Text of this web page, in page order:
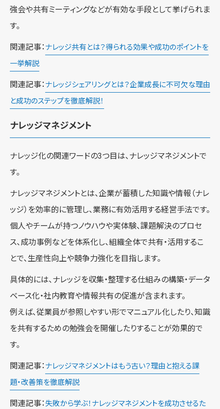
強会や共有ミーティングなどが有効な手段として挙げられま
す。
関連記事： ナレッジ共有とは？得られる効果や成功のポイントを
一挙解説
関連記事： ナレッジシェアリングとは？企業成長に不可欠な理由
と成功のステップを徹底解説！
ナレッジマネジメント
ナレッジ化の関連ワードの3つ目は、ナレッジマネジメントで
す。
ナレッジマネジメントとは、企業が蓄積した知識や情報（ナレ
ッジ）を効率的に管理し、業務に有効活用する経営手法です。
個人やチームが持つノウハウや実体験、課題解決のプロセ
ス、成功事例などを体系化し、組織全体で共有・活用するこ
とで、生産性向上や競争力強化を目指します。
具体的には、ナレッジを収集・整理する仕組みの構築・データ
ベース化・社内教育や情報共有の促進が含まれます。
例えば、従業員が参照しやすい形でマニュアル化したり、知識
を共有するための勉強会を開催したりすることが効果的で
す。
関連記事： ナレッジマネジメントはもう古い？理由と抱える課
題・改善策を徹底解説
関連記事：失敗から学ぶ！ナレッジマネジメントを成功させるた